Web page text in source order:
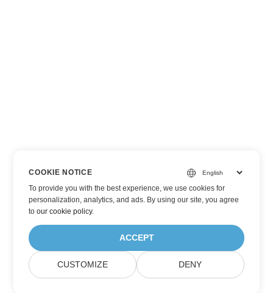
COOKIE NOTICE
To provide you with the best experience, we use cookies for
personalization, analytics, and ads. By using our site, you agree
toour cookie policy.
ACCEPT
CUSTOMIZE DENY